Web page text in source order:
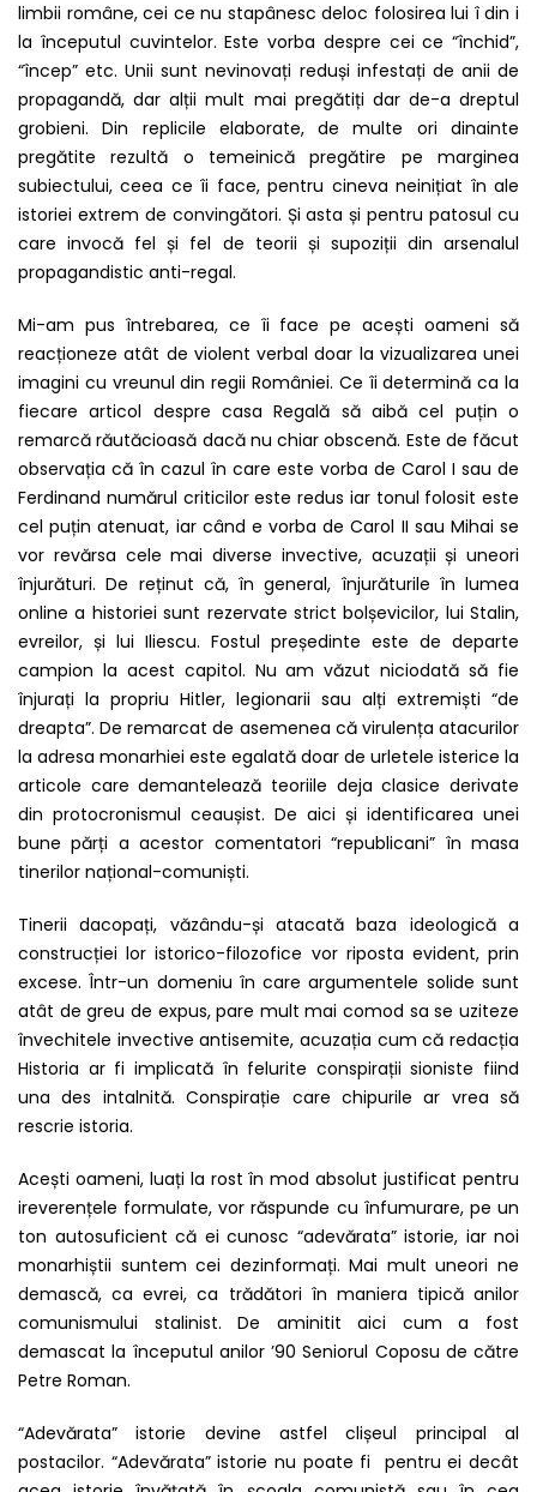
limbii române, cei ce nu stapânesc deloc folosirea lui î din i
la începutul cuvintelor. Este vorba despre cei ce “închid”,
“încep” etc. Unii sunt nevinovați reduși infestați de anii de
propagandă, dar alții mult mai pregătiți dar de-a dreptul
grobieni. Din replicile elaborate, de multe ori dinainte
pregătite rezultă o temeinică pregătire pe marginea
subiectului, ceea ce îi face, pentru cineva neinițiat în ale
istoriei extrem de convingători. Și asta și pentru patosul cu
care invocă fel și fel de teorii și supoziții din arsenalul
propagandistic anti-regal.
Mi-am pus întrebarea, ce îi face pe acești oameni să
reacționeze atât de violent verbal doar la vizualizarea unei
imagini cu vreunul din regii României. Ce îi determină ca la
fiecare articol despre casa Regală să aibă cel puțin o
remarcă răutăcioasă dacă nu chiar obscenă. Este de făcut
observația că în cazul în care este vorba de Carol I sau de
Ferdinand numărul criticilor este redus iar tonul folosit este
cel puțin atenuat, iar când e vorba de Carol II sau Mihai se
vor revărsa cele mai diverse invective, acuzații și uneori
înjurături. De reținut că, în general, înjurăturile în lumea
online a historiei sunt rezervate strict bolșevicilor, lui Stalin,
evreilor, și lui Iliescu. Fostul președinte este de departe
campion la acest capitol. Nu am văzut niciodată să fie
înjurați la propriu Hitler, legionarii sau alți extremiști “de
dreapta”. De remarcat de asemenea că virulența atacurilor
la adresa monarhiei este egalată doar de urletele isterice la
articole care demantelează teoriile deja clasice derivate
din protocronismul ceaușist. De aici și identificarea unei
bune părți a acestor comentatori “republicani” în masa
tinerilor național-comuniști.
Tinerii dacopați, văzându-și atacată baza ideologică a
construcției lor istorico-filozofice vor riposta evident, prin
excese. Într-un domeniu în care argumentele solide sunt
atât de greu de expus, pare mult mai comod sa se uziteze
învechitele invective antisemite, acuzația cum că redacția
Historia ar fi implicată în felurite conspirații sioniste fiind
una des intalnită. Conspirație care chipurile ar vrea să
rescrie istoria.
Acești oameni, luați la rost în mod absolut justificat pentru
ireverențele formulate, vor răspunde cu înfumurare, pe un
ton autosuficient că ei cunosc “adevărata” istorie, iar noi
monarhiștii suntem cei dezinformați. Mai mult uneori ne
demască, ca evrei, ca trădători în maniera tipică anilor
comunismului stalinist. De aminitit aici cum a fost
demascat la începutul anilor ’90 Seniorul Coposu de către
Petre Roman.
“Adevărata” istorie devine astfel clișeul principal al
postacilor. “Adevărata” istorie nu poate fi pentru ei decât